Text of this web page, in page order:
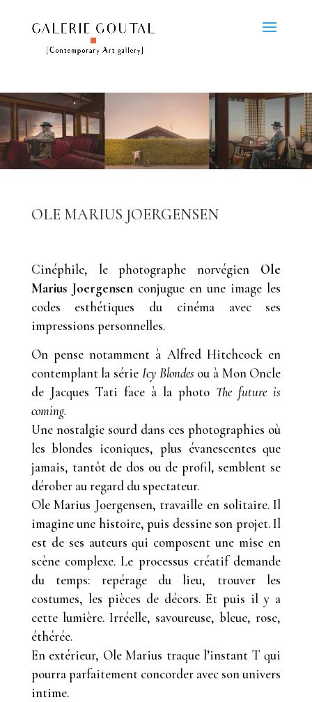
OLE MARIUS JOERGENSEN
Cinéphile, le photographe norvégien Ole
Marius Joergensenconjugue en une image les
codes esthétiques du cinéma avec ses
impressions personnelles.
On pense notamment à Alfred Hitchcock en
contemplant la série Icy Blondesou à Mon Oncle
de Jacques Tati face à la photo The future is
coming.
Une nostalgie sourd dans ces photographies où
les blondes iconiques, plus évanescentes que
jamais, tantôt de dos ou de profil, semblent se
dérober au regard du spectateur.
Ole Marius Joergensen, travaille en solitaire. Il
imagine une histoire, puis dessine son projet. Il
est de ses auteurs qui composent une mise en
scène complexe. Le processus créatif demande
du temps: repérage du lieu, trouver les
costumes, les pièces de décors. Et puis il y a
cette lumière. Irréelle, savoureuse, bleue, rose,
éthérée.
En extérieur, Ole Marius traque l’instant T qui
pourra parfaitement concorder avec son univers
intime.